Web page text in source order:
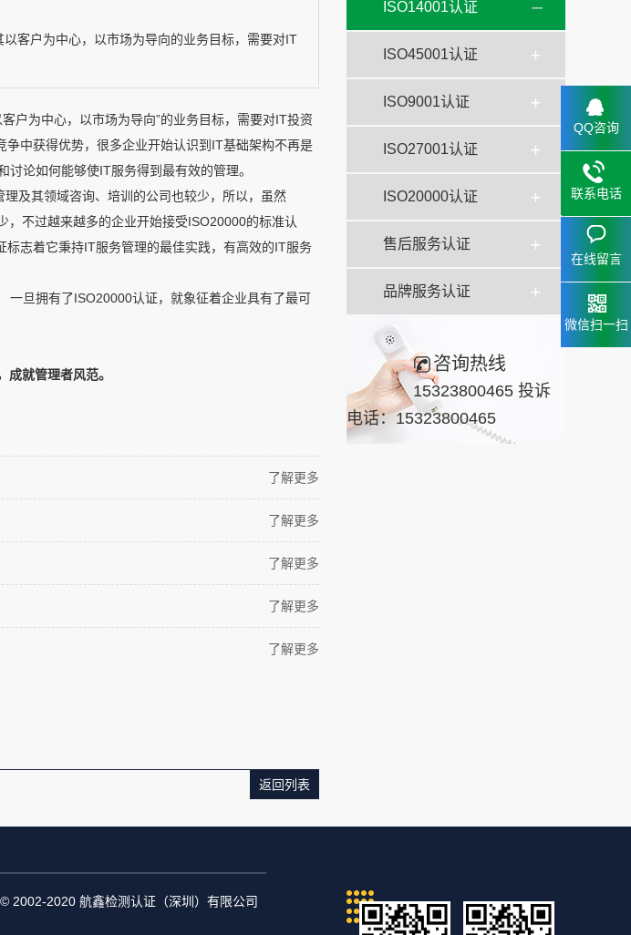
ISO14001认证
ISO45001认证
ISO9001认证
ISO27001认证
ISO20000认证
售后服务认证
品牌服务认证
咨询热线
15323800465 投诉
电话：15323800465
客户为中心，以市场为导向的业务目标，需要对IT
户为中心，以市场为导向”的业务目标，需要对IT投资
中获得优势，很多企业开始认识到IT基础架构不再是
论如何能够使IT服务得到最有效的管理。
及其领域咨询、培训的公司也较少，所以，虽然
不过越来越多的企业开始接受ISO20000的标准认
志着它秉持IT服务管理的最佳实践，有高效的IT服务
一旦拥有了ISO20000认证，就象征着企业具有了最可
就管理者风范。
了解更多
了解更多
了解更多
了解更多
了解更多
返回列表
2002-2020 航鑫检测认证（深圳）有限公司
QQ咨询
联系电话
在线留言
微信扫一扫